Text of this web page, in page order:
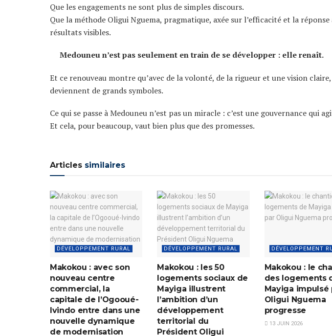
Que les engagements ne sont plus de simples discours.
Que la méthode Oligui Nguema, pragmatique, axée sur l’efficacité et la
résultats visibles.
Medouneu n’est pas seulement en train de se développer : elle renaît.
Et ce renouveau montre qu’avec de la volonté, de la rigueur et une vision
deviennent de grands symboles.
Ce qui se passe à Medouneu n’est pas un miracle : c’est une gouvernance qui
Et cela, pour beaucoup, vaut bien plus que des promesses.
Articles similaires
DÉVELOPPEMENT RURAL
Makokou : avec son
nouveau centre
commercial, la
capitale de l’Ogooué-
Ivindo entre dans une
nouvelle dynamique
de modernisation
DÉVELOPPEMENT RURAL
Makokou : les 50
logements sociaux de
Mayiga illustrent
l’ambition d’un
développement
territorial du
Président Oligui
DÉVELOPPEMENT
Makokou : le
des logements
Mayiga impulsé
Oligui Nguema
progresse
13 JUIN 2026